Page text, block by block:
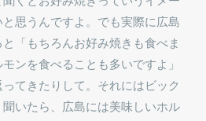
思うんですよ。でも実際に広島
「もちろんお好み焼きも食べま
ンを食べることも多いですよ」
てきたりして。それにはビック
いたら、広島には美味しいホル